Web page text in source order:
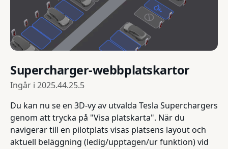
Supercharger-webbplatskartor
Ingår i 2025.44.25.5
Du kan nu se en 3D-vy av utvalda Tesla Superchargers
genom att trycka på "Visa platskarta". När du
navigerar till en pilotplats visas platsens layout och
aktuell beläggning (ledig/upptagen/ur funktion) vid